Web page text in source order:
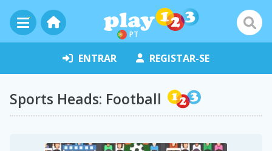
PT
ENTRAR REGISTAR-SE
Sports Heads: Football